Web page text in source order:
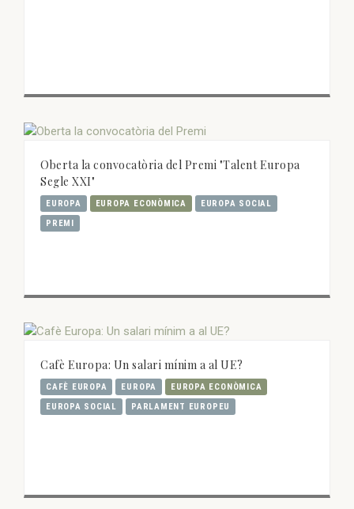
Oberta la convocatòria del Premi "Talent Europa
Segle XXI"
EUROPA EUROPA ECONÒMICA
EUROPA SOCIAL
PREMI
Cafè Europa: Un salari mínim a al UE?
CAFÈ EUROPA EUROPA
EUROPA ECONÒMICA
EUROPA SOCIAL
PARLAMENT EUROPEU